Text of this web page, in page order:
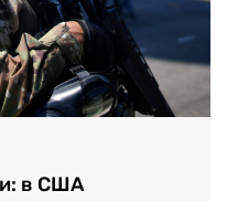
в США